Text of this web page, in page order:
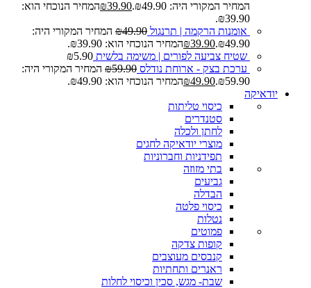
המחיר המקורי היה: ₪49.90.
₪39.90
המחיר הנוכחי הוא:
₪39.90.
אומנות הרקמה | תרנגול
₪49.90
המחיר המקורי היה:
₪49.90.
₪39.90
המחיר הנוכחי הוא: ₪39.90.
שטיח צביעה לפורים | משימה בלשית
₪5.90
ערכת בצק - ארוחת נודלס
₪59.90
המחיר המקורי היה:
₪59.90.
₪49.90
המחיר הנוכחי הוא: ₪49.90.
יודאיקה
כיסוי טליתות
סטנדרים
לחתן ולכלה
מוצרי יודאיקה לחגים
תפידניות וחברוניות
בתי מזוזה
גביעים
הבדלה
כיסוי פלטה
נטלות
פמוטים
קופות צדקה
קנבסים מעוצבים
ראנרים ותחתיות
שבת- מגש, סכין וכיסוי לחלות